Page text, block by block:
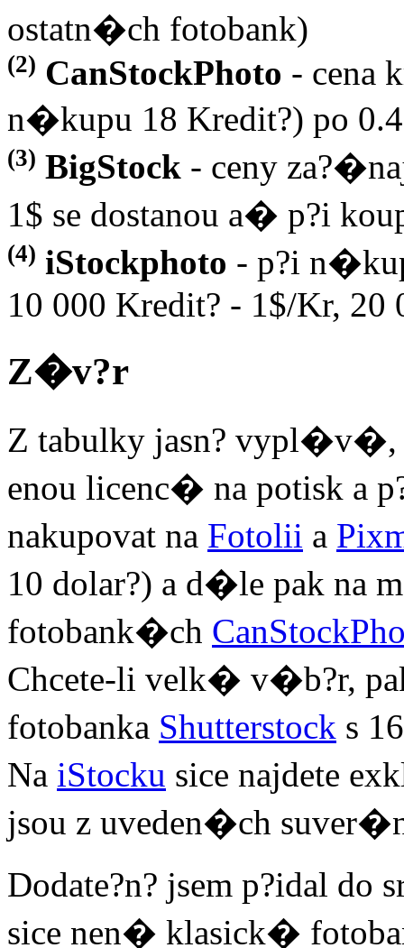
ostatn�ch fotobank)
(2) CanStockPhoto - cena
n�kupu 18 Kredit?) po
(3) BigStock - ceny
1$ se dostanou a� p?i
(4) iStockphoto - p?i
10 000 Kredit? - 1$/Kr, 20
Z�v?r
Z tabulky jasn?
enou licenc� na potisk a
nakupovat na Fotolii a
10 dolar?) a d�le pak na
fotobank�ch
Chcete-li velk� v�b?r,
fotobanka Shutterstock s
Na iStocku sice najdete
jsou z uveden�ch
Dodate?n? jsem p?idal
sice nen� klasick�